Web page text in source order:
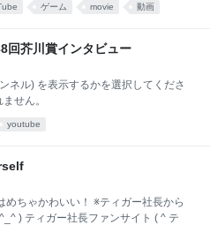
ゲーム movie 動画
回芥川賞インタビュー
ネル) を表示するかを選択してくださ
せん。
youtube
めちゃかわいい！ ※ティガー社長から
) ティガー社長ファンサイト ( ^ テ